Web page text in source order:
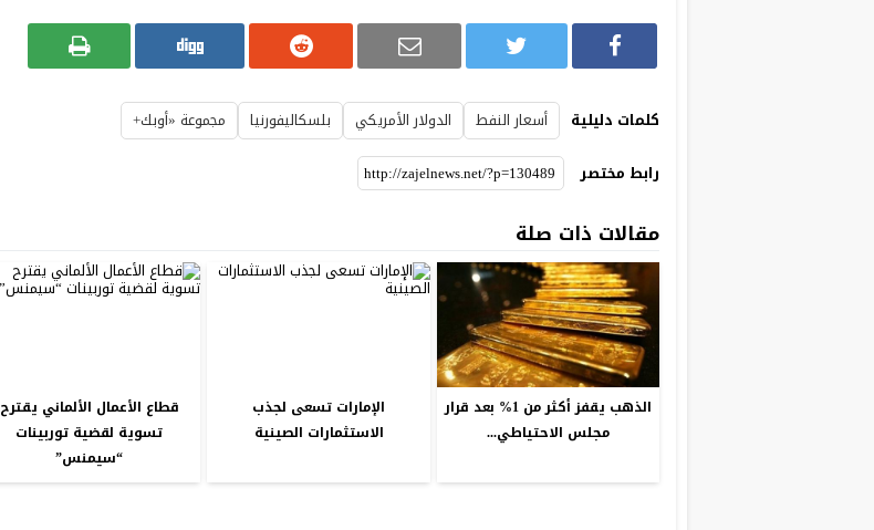
كلمات دليلية أسعار النفط الدولار الأمريكي بلسكاليفورنيا
مجموعة «أوبك+
رابط مختصر
مقالات ذات صلة
الذهب يقفز أكثر من 1% بعد قرار
مجلس الاحتياطي...
الإمارات تسعى لجذب
الاستثمارات الصينية
قطاع الأعمال الألماني يقترح
تسوية لقضية توربينات
“سيمنس”